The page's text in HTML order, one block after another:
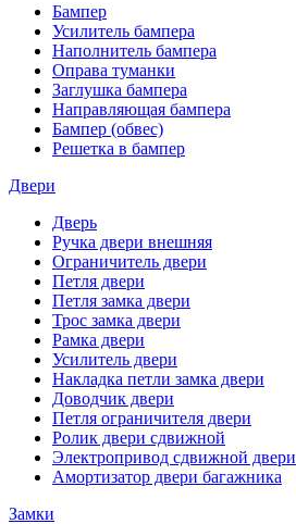
Бампер
Усилитель бампера
Наполнитель бампера
Оправа туманки
Заглушка бампера
Направляющая бампера
Бампер (обвес)
Решетка в бампер
Двери
Дверь
Ручка двери внешняя
Ограничитель двери
Петля двери
Петля замка двери
Трос замка двери
Рамка двери
Усилитель двери
Накладка петли замка двери
Доводчик двери
Петля ограничителя двери
Ролик двери сдвижной
Электропривод сдвижной двери
Амортизатор двери багажника
Замки